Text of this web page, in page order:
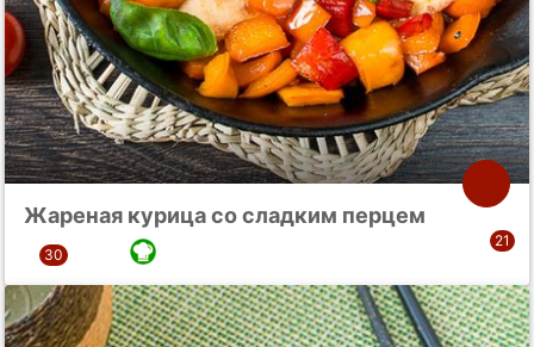
Жареная курица со сладким перцем